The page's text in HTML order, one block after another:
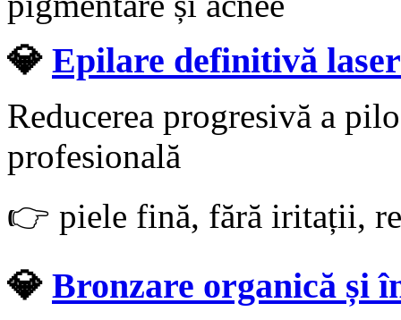
💎 Epilare definitivă laser
Reducerea progresivă a
profesională
👉 piele fină, fără iritații,
💎 Bronzare organică și